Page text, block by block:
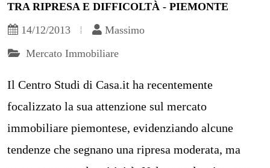
TRA RIPRESA E DIFFICOLTÀ - PIEMONTE
14/12/2013
Massimo
Mercato Immobiliare
Il Centro Studi di Casa.it ha recentemente
focalizzato la sua attenzione sul mercato
immobiliare piemontese, evidenziando alcune
tendenze che segnano una ripresa moderata, ma